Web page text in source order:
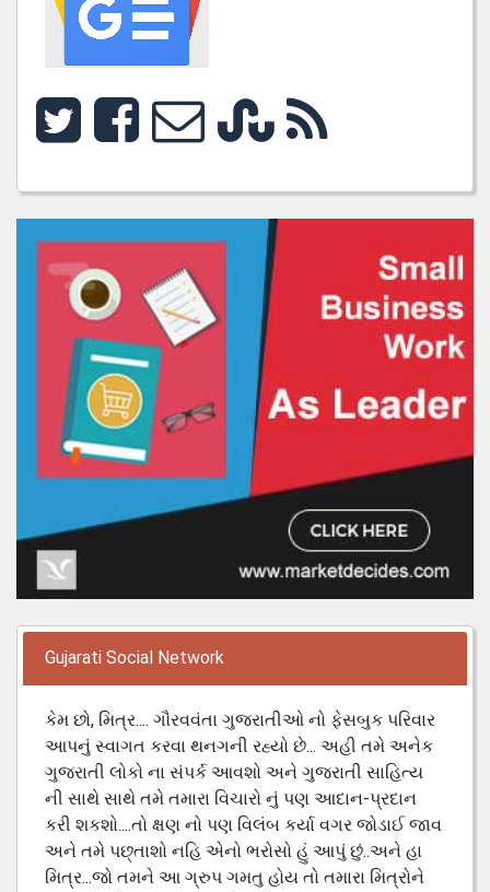
Gujarati Social Network
કેમ છો, મિત્ર.... ગૌરવવંતા ગુજરાતીઓ નો ફેસબુક પરિવાર
આપનું સ્વાગત કરવા થનગની રહ્યો છે... અહી તમે અનેક
ગુજરાતી લોકો ના સંપર્ક આવશો અને ગુજરાતી સાહિત્ય
ની સાથે સાથે તમે તમારા વિચારો નું પણ આદાન-પ્રદાન
કરી શકશો....તો ક્ષણ નો પણ વિલંબ કર્યા વગર જોડાઈ જાવ
અને તમે પછ્તાશો નહિ એનો ભરોસો હું આપું છું..અને હા
મિત્ર...જો તમને આ ગ્રુપ ગમતુ હોય તો તમારા મિત્રોને